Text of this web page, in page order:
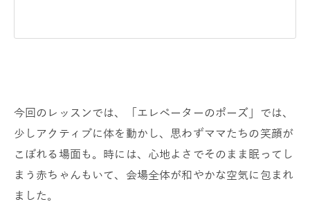
今回のレッスンでは、「エレベーターのポーズ」では、
少しアクティブに体を動かし、思わずママたちの笑顔が
こぼれる場面も。時には、心地よさでそのまま眠ってし
まう赤ちゃんもいて、会場全体が和やかな空気に包まれ
ました。